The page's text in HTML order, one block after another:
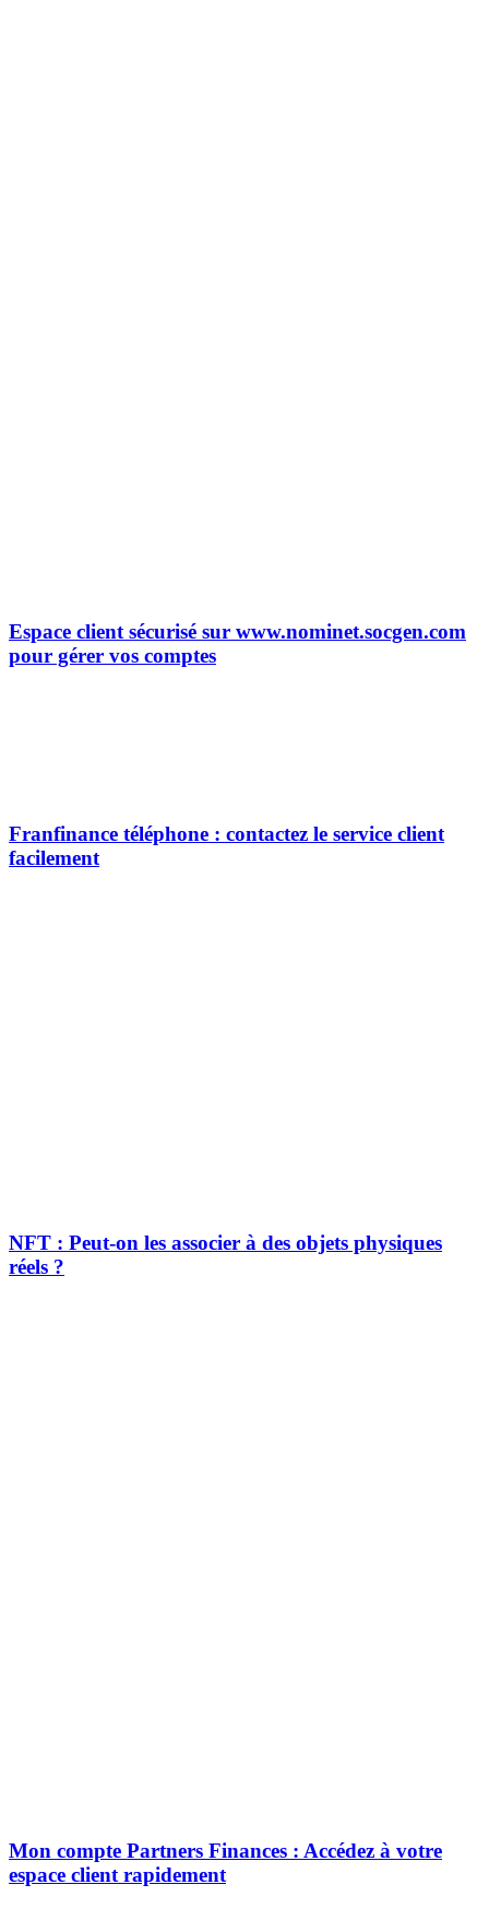
Espace client sécurisé sur www.nominet.socgen.com
pour gérer vos comptes
Franfinance téléphone : contactez le service client
facilement
NFT : Peut-on les associer à des objets physiques
réels ?
Mon compte Partners Finances : Accédez à votre
espace client rapidement